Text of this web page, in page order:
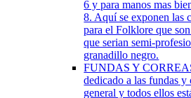
6 y para manos mas
8. Aquí se exponen las
para el Folklore que
que serian semi-
granadillo negro.
FUNDAS Y
dedicado a las fundas y
general y todos ellos